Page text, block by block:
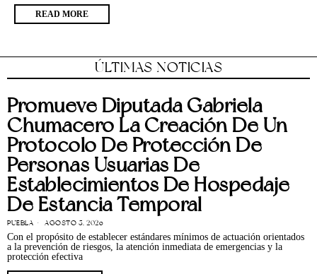
READ MORE
ÚLTIMAS NOTICIAS
Promueve Diputada Gabriela
Chumacero La Creación De Un
Protocolo De Protección De
Personas Usuarias De
Establecimientos De Hospedaje
De Estancia Temporal
PUEBLA AGOSTO 5, 2026
Con el propósito de establecer estándares mínimos de actuación orientados
a la prevención de riesgos, la atención inmediata de emergencias y la
protección efectiva